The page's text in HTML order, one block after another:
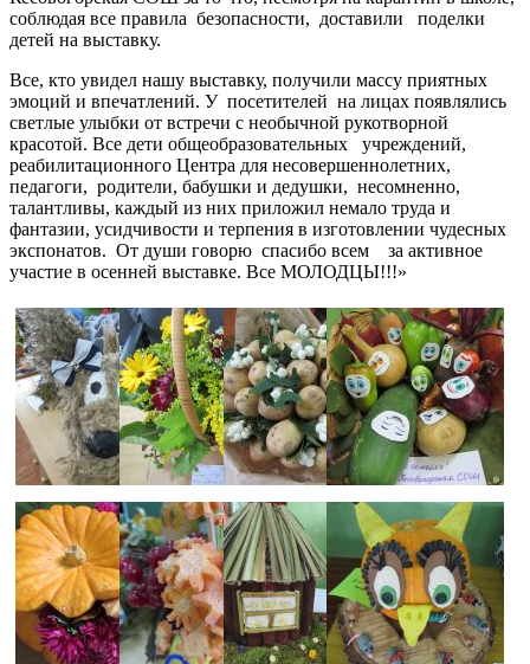
соблюдая все правила безопасности, доставили поделки
детей на выставку.
Все, кто увидел нашу выставку, получили массу приятных
эмоций и впечатлений. У посетителей на лицах появлялись
светлые улыбки от встречи с необычной рукотворной
красотой. Все дети общеобразовательных учреждений,
реабилитационного Центра для несовершеннолетних,
педагоги, родители, бабушки и дедушки, несомненно,
талантливы, каждый из них приложил немало труда и
фантазии, усидчивости и терпения в изготовлении чудесных
экспонатов. От души говорю спасибо всем за активное
участие в осенней выставке. Все МОЛОДЦЫ!!!»